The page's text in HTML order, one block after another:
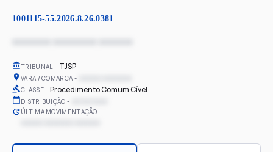
1001115-55.2026.8.26.0381
TRIBUNAL TJSP
VARA / COMARCA
CLASSE Procedimento Comum Cível
DISTRIBUIÇÃO
ÚLTIMA MOVIMENTAÇÃO